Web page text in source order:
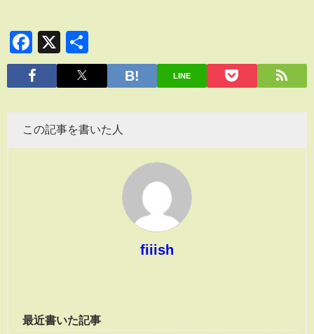
Facebook
X
有
LINE
この記事を書いた人
fiiish
最近書いた記事